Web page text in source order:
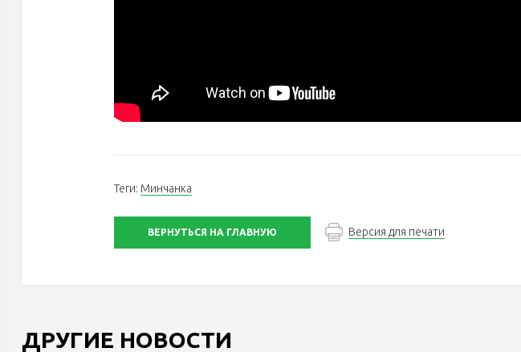
Теги: Минчанка
ВЕРНУТЬСЯ НА ГЛАВНУЮ Версия для печати
ДРУГИЕ НОВОСТИ